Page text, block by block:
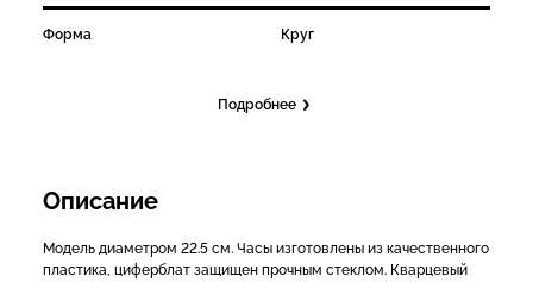
Форма Круг
Подробнее
Описание
Модель диаметром 22.5 см. Часы изготовлены из качественного
пластика, циферблат защищен прочным стеклом. Кварцевый